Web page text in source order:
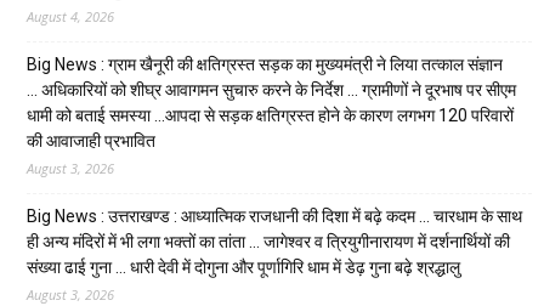
August 4, 2026
Big News : ग्राम खैनूरी की क्षतिग्रस्त सड़क का मुख्यमंत्री ने लिया तत्काल संज्ञान
… अधिकारियों को शीघ्र आवागमन सुचारु करने के निर्देश … ग्रामीणों ने दूरभाष पर सीएम
धामी को बताई समस्या …आपदा से सड़क क्षतिग्रस्त होने के कारण लगभग 120 परिवारों
की आवाजाही प्रभावित
August 3, 2026
Big News : उत्तराखण्ड : आध्यात्मिक राजधानी की दिशा में बढ़े कदम … चारधाम के साथ
ही अन्य मंदिरों में भी लगा भक्तों का तांता … जागेश्वर व त्रियुगीनारायण में दर्शनार्थियों की
संख्या ढाई गुना … धारी देवी में दोगुना और पूर्णागिरि धाम में डेढ़ गुना बढ़े श्रद्धालु
August 3, 2026